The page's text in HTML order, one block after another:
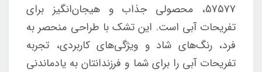
57577، محصولی جذاب و هیجان‌انگیز برای
تفریحات آبی است. این تشک با طراحی منحصر به
فرد، رنگ‌های شاد و ویژگی‌های کاربردی، تجربه
تفریحات آبی را برای شما و فرزندانتان به یادماندنی